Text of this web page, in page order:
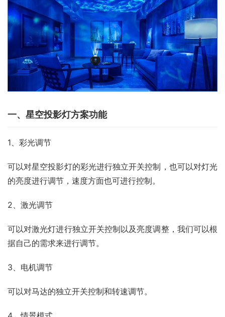
一、星空投影灯方案功能
1、彩光调节
可以对星空投影灯的彩光进行独立开关控制，也可以对灯光
的亮度进行调节，速度方面也可进行控制。
2、激光调节
可以对激光灯进行独立开关控制以及亮度调整，我们可以根
据自己的需求来进行调节。
3、电机调节
可以对马达的独立开关控制和转速调节。